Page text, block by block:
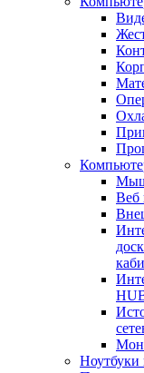
Веб
Ноутбуки